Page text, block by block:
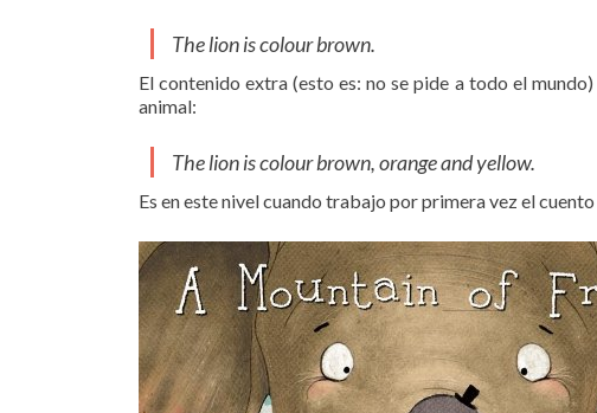
The lion is colour brown.
El contenido extra (esto es: no se pide a todo el
animal:
The lion is colour brown, orange and yellow.
Es en este nivel cuando trabajo por primera vez el